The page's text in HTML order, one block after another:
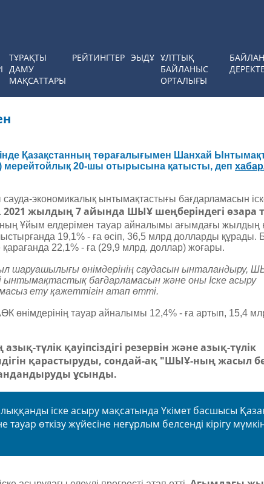
ТҰРАҚТЫ
ДАМУ
МАҚСАТТАРЫ
РЕЙТИНГТЕР ЭЫДҰ ҰЛТТЫҚ
БАЙЛАНЫС
ОРТАЛЫҒЫ
Қазақстанның төрағалығымен Шанхай
20-шы отырысына қатысты, деп
экономикалық ынтымақтастығы бағдарламасын
2021 жылдың 7 айында ШЫҰ шеңберіндегі өзара
Ұйым елдерімен тауар айналымы ағымдағы жылдың
19,1% - ға өсіп, 36,5 млрд долларды құрады.
қарағанда 22,1% - ға (29,9 млрд. доллар) жоғары.
өнімдерінің саудасын ынталандыру,
ынтымақтастық бағдарламасын және оны Іске асыру
ету қажеттігін атап өтті.
тауар айналымы 12,4% - ға артып, 15,4
түлік қауіпсіздігі резервін және азық-түлік
қарастыруды, сондай-ақ "ШЫҰ-ның жасыл
ұсынды.
іске асыру мақсатында Үкімет басшысы
өткізу жүйесіне неғұрлым белсенді кірігу